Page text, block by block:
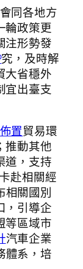
同各地方
輪政策更
注形勢發
究，及時解
大省穩外
宜出臺支
置貿易環
推動其他
道，支持
赴相關經
相關國別
，引導企
等區域市
汽車企業
體系，培